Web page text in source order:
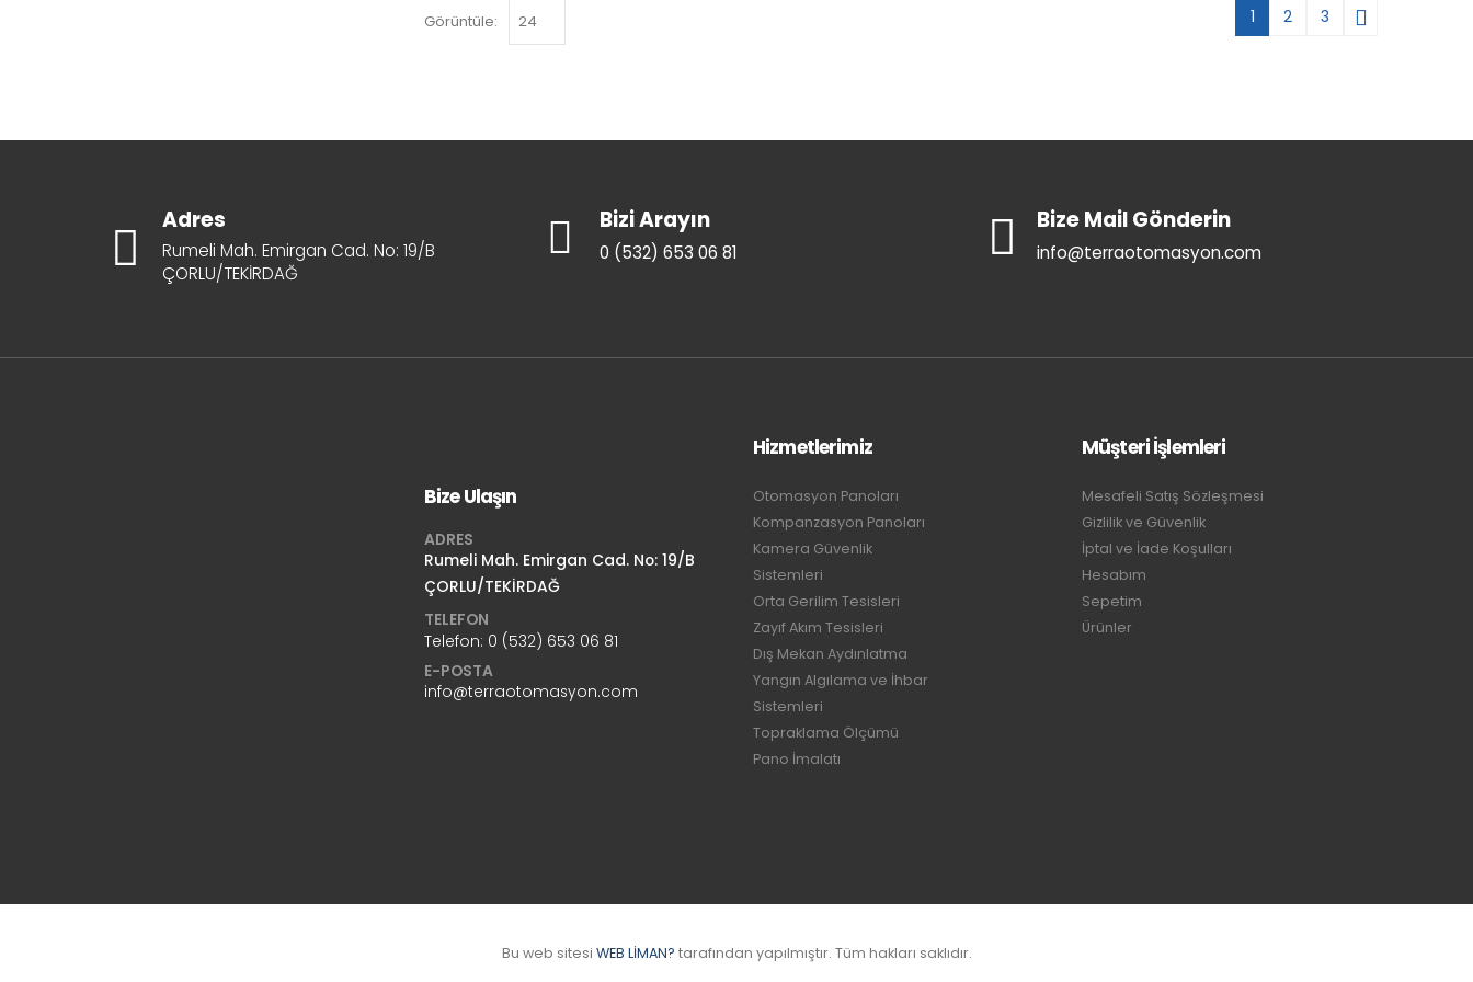
Görüntüle: 1 2 3
Adres
Rumeli Mah. Emirgan Cad. No: 19/B
ÇORLU/TEKİRDAĞ
Bizi Arayın
0 (532) 653 06 81
Bize Mail Gönderin
info@terraotomasyon.com
Bize Ulaşın
ADRES
Rumeli Mah. Emirgan Cad. No: 19/B
ÇORLU/TEKİRDAĞ
TELEFON
Telefon: 0 (532) 653 06 81
E-POSTA
info@terraotomasyon.com
Hizmetlerimiz
Otomasyon Panoları
Kompanzasyon Panoları
Kamera Güvenlik
Sistemleri
Orta Gerilim Tesisleri
Zayıf Akım Tesisleri
Dış Mekan Aydınlatma
Yangın Algılama ve İhbar
Sistemleri
Topraklama Ölçümü
Pano İmalatı
Müşteri İşlemleri
Mesafeli Satış Sözleşmesi
Gizlilik ve Güvenlik
İptal ve İade Koşulları
Hesabım
Sepetim
Ürünler
Bu web sitesi WEB LİMAN? tarafından yapılmıştır. Tüm hakları saklıdır.